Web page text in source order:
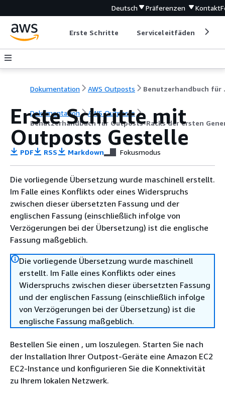
Deutsch Präferenzen Kontakt
Erste Schritte Serviceleitfäden
Dokumentation AWS Outposts
Dokumentation
AWS Outposts
Benutzerhandbuch für Outposts-Racks der ersten
Erste Schritte mit
Outposts Gestelle
PDF RSS Markdown Fokusmodus
Die vorliegende Übersetzung wurde maschinell erstellt.
Im Falle eines Konflikts oder eines Widerspruchs
zwischen dieser übersetzten Fassung und der
englischen Fassung (einschließlich infolge von
Verzögerungen bei der Übersetzung) ist die englische
Fassung maßgeblich.
Die vorliegende Übersetzung wurde maschinell
erstellt. Im Falle eines Konflikts oder eines
Widerspruchs zwischen dieser übersetzten Fassung
und der englischen Fassung (einschließlich infolge
von Verzögerungen bei der Übersetzung) ist die
englische Fassung maßgeblich.
Bestellen Sie einen , um loszulegen. Starten Sie nach
der Installation Ihrer Outpost-Geräte eine Amazon EC2
EC2-Instance und konfigurieren Sie die Konnektivität
zu Ihrem lokalen Netzwerk.